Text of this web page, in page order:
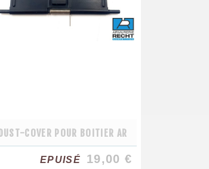
DUST-COVER POUR BOITIER AR
EPUISÉ 19,00 €